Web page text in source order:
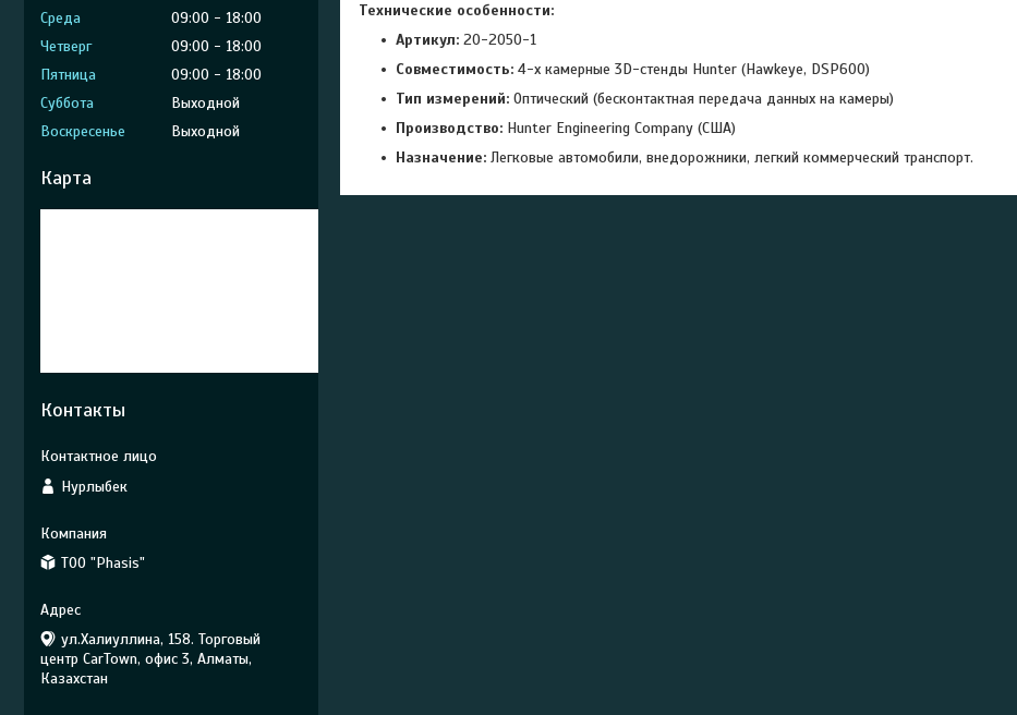
Технические особенности:
Артикул: 20-2050-1
Совместимость: 4-х камерные 3D-стенды Hunter (Hawkeye, DSP600)
Тип измерений: Оптический (бесконтактная передача данных на камеры)
Производство: Hunter Engineering Company (США)
Назначение: Легковые автомобили, внедорожники, легкий коммерческий транспорт.
Среда
09:00
18:00
Четверг
09:00
18:00
Пятница
09:00
18:00
Суббота
Выходной
Воскресенье
Выходной
Карта
Контакты
Нурлыбек
ТОО "Phasis"
ул.Халиуллина, 158. Торговый
центр CarTown, офис 3, Алматы,
Казахстан